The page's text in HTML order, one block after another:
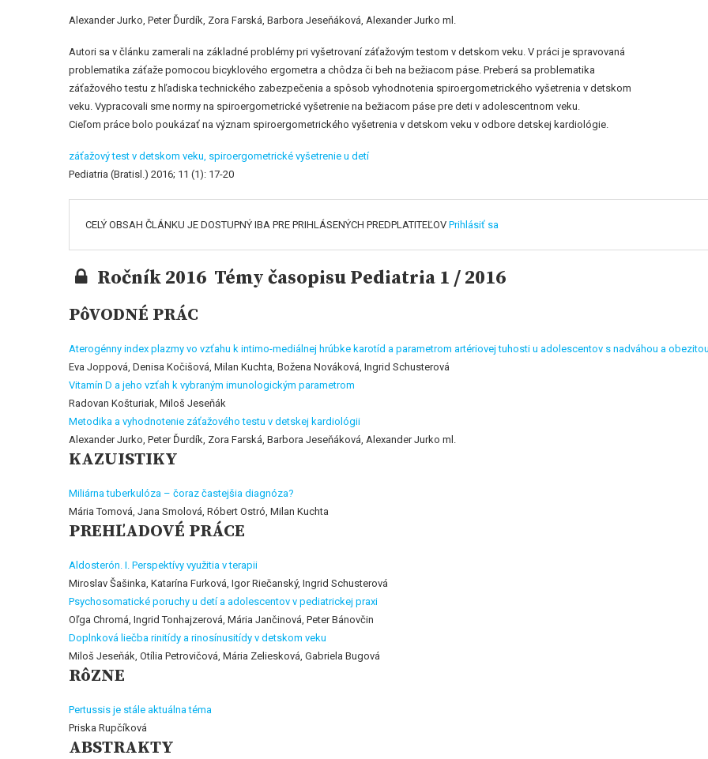
Alexander Jurko, Peter Ďurdík, Zora Farská, Barbora Jeseňáková, Alexander Jurko ml.
Autori sa v článku zamerali na základné problémy pri vyšetrovaní záťažovým testom v detskom veku. V práci je spravovaná
problematika záťaže pomocou bicyklového ergometra a chôdza či beh na bežiacom páse. Preberá sa problematika
záťažového testu z hľadiska technického zabezpečenia a spôsob vyhodnotenia spiroergometrického vyšetrenia v detskom
veku. Vypracovali sme normy na spiroergometrické vyšetrenie na bežiacom páse pre deti v adolescentnom veku.
Cieľom práce bolo poukázať na význam spiroergometrického vyšetrenia v detskom veku v odbore detskej kardiológie.
záťažový test v detskom veku, spiroergometrické vyšetrenie u detí
Pediatria (Bratisl.) 2016; 11 (1): 17-20
CELÝ OBSAH ČLÁNKU JE DOSTUPNÝ IBA PRE PRIHLÁSENÝCH PREDPLATITEĽOV Prihlásiť sa
Ročník 2016 Témy časopisu Pediatria 1 / 2016
PôVODNÉ PRÁC
Aterogénny index plazmy vo vzťahu k intimo-mediálnej hrúbke karotíd a parametrom artériovej tuhosti u adolescentov s nadváhou a
Eva Joppová, Denisa Kočišová, Milan Kuchta, Božena Nováková, Ingrid Schusterová
Vitamín D a jeho vzťah k vybraným imunologickým parametrom
Radovan Košturiak, Miloš Jeseňák
Metodika a vyhodnotenie záťažového testu v detskej kardiológii
Alexander Jurko, Peter Ďurdík, Zora Farská, Barbora Jeseňáková, Alexander Jurko ml.
KAZUISTIKY
Miliárna tuberkulóza – čoraz častejšia diagnóza?
Mária Tomová, Jana Smolová, Róbert Ostró, Milan Kuchta
PREHĽADOVÉ PRÁCE
Aldosterón. I. Perspektívy využitia v terapii
Miroslav Šašinka, Katarína Furková, Igor Riečanský, Ingrid Schusterová
Psychosomatické poruchy u detí a adolescentov v pediatrickej praxi
Oľga Chromá, Ingrid Tonhajzerová, Mária Jančinová, Peter Bánovčin
Doplnková liečba rinitídy a rinosínusitídy v detskom veku
Miloš Jeseňák, Otília Petrovičová, Mária Zeliesková, Gabriela Bugová
RôZNE
Pertussis je stále aktuálna téma
Priska Rupčíková
ABSTRAKTY